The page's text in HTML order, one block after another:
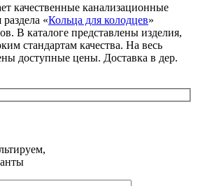
качественные канализационные
«Кольца для колодцев»
В каталоге представлены изделия,
стандартам качества. На весь
доступные цены. Доставка в дер.